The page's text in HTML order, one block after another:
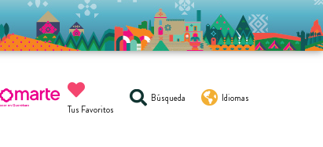
Tus Favoritos
Búsqueda Idiomas